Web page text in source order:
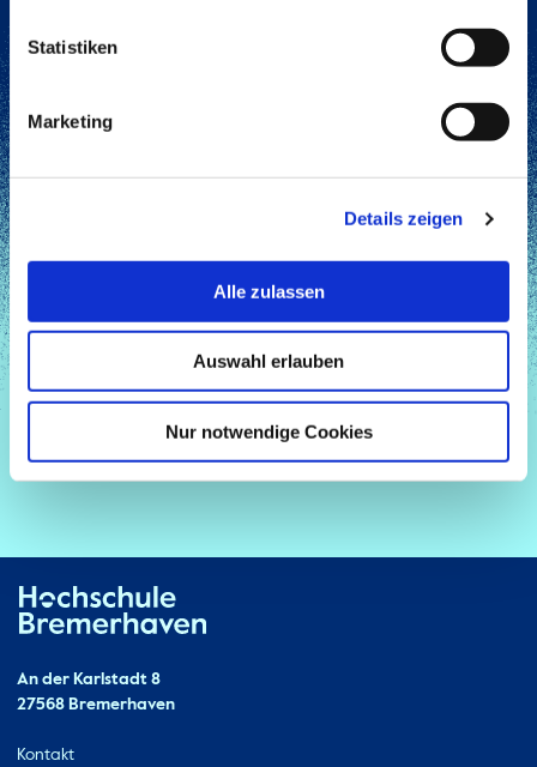
Statistiken
Marketing
Details zeigen
Alle zulassen
Auswahl erlauben
Nur notwendige Cookies
Kontakt
An der Karlstadt 8
27568 Bremerhaven
Ressourcen
Kontakt